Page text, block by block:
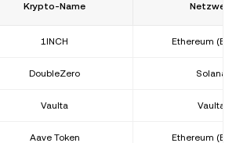
Krypto-Name Netzwerk
1INCH Ethereum
DoubleZero Solana
Vaulta Vaulta
Aave Token Ethereum